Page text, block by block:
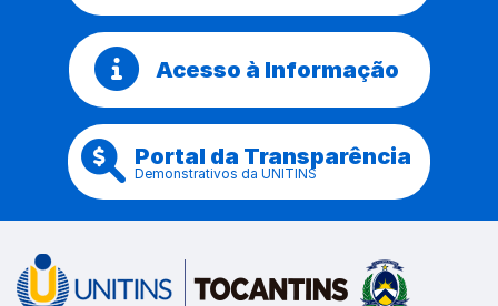
Acesso à Informação
Portal da Transparência
Demonstrativos da UNITINS